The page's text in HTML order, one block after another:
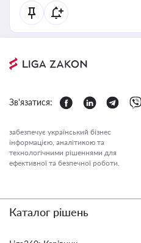
Зв'язатися:
забезпечує український бізнес
інформацією, аналітикою та
технологічними рішеннями для
ефективної та безпечної роботи.
Каталог рішень